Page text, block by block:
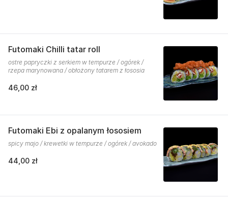
Futomaki Chilli tatar roll
ostre papryczki z serkiem w tempurze / ogórek /
rzepa marynowana / obłożony tatarem z łososia
46,00 zł
Futomaki Ebi z opalanym łososiem
spicy majo / krewetki w tempurze / ogórek / avokado
44,00 zł